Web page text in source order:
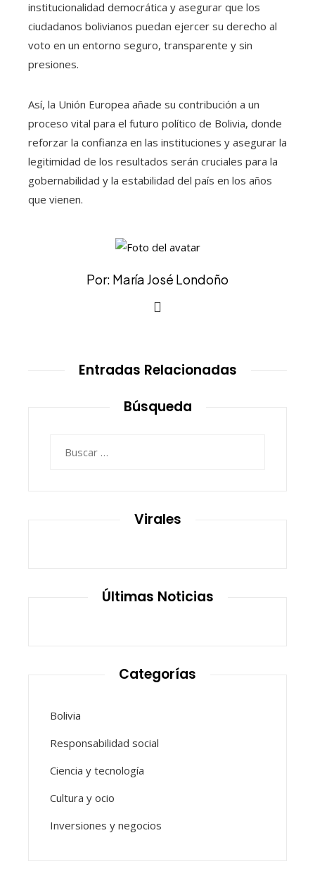
institucionalidad democrática y asegurar que los
ciudadanos bolivianos puedan ejercer su derecho al
voto en un entorno seguro, transparente y sin
presiones.
Así, la Unión Europea añade su contribución a un
proceso vital para el futuro político de Bolivia, donde
reforzar la confianza en las instituciones y asegurar la
legitimidad de los resultados serán cruciales para la
gobernabilidad y la estabilidad del país en los años
que vienen.
Por: María José Londoño
Entradas Relacionadas
Búsqueda
Virales
Últimas Noticias
Categorías
Bolivia
Responsabilidad social
Ciencia y tecnología
Cultura y ocio
Inversiones y negocios